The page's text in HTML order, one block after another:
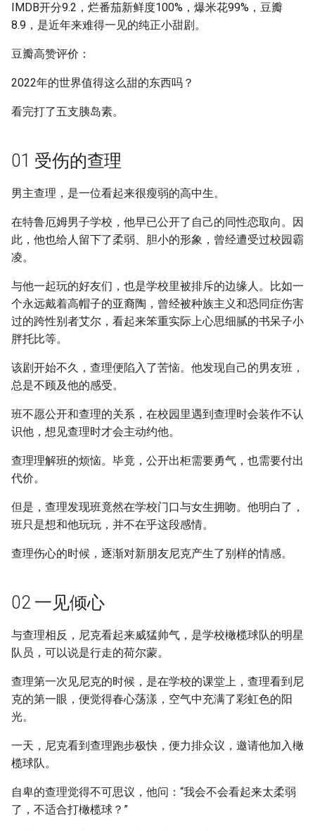
IMDB开分9.2，烂番茄新鲜度100%，爆米花99%，豆瓣
8.9，是近年来难得一见的纯正小甜剧。
豆瓣高赞评价：
2022年的世界值得这么甜的东西吗？
看完打了五支胰岛素。
01 受伤的查理
男主查理，是一位看起来很瘦弱的高中生。
在特鲁厄姆男子学校，他早已公开了自己的同性恋取向。因
此，他也给人留下了柔弱、胆小的形象，曾经遭受过校园霸
凌。
与他一起玩的好友们，也是学校里被排斥的边缘人。比如一
个永远戴着高帽子的亚裔陶，曾经被种族主义和恐同症伤害
过的跨性别者艾尔，看起来笨重实际上心思细腻的书呆子小
胖托比等。
该剧开始不久，查理便陷入了苦恼。他发现自己的男友班，
总是不顾及他的感受。
班不愿公开和查理的关系，在校园里遇到查理时会装作不认
识他，想见查理时才会主动约他。
查理理解班的烦恼。毕竟，公开出柜需要勇气，也需要付出
代价。
但是，查理发现班竟然在学校门口与女生拥吻。他明白了，
班只是想和他玩玩，并不在乎这段感情。
查理伤心的时候，逐渐对新朋友尼克产生了别样的情感。
02 一见倾心
与查理相反，尼克看起来威猛帅气，是学校橄榄球队的明星
队员，可以说是行走的荷尔蒙。
查理第一次见尼克的时候，是在学校的课堂上，查理看到尼
克的第一眼，便觉得春心荡漾，空气中充满了彩虹色的阳
光。
一天，尼克看到查理跑步极快，便力排众议，邀请他加入橄
榄球队。
自卑的查理觉得不可思议，他问：“我会不会看起来太柔弱
了，不适合打橄榄球？”